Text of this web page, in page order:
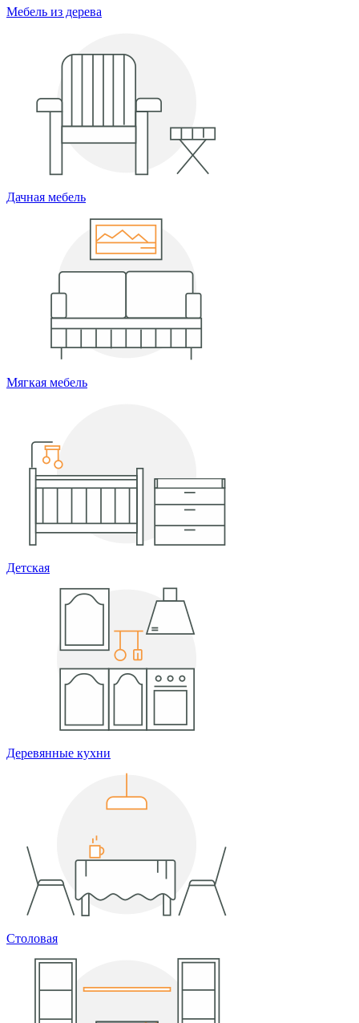
Мебель из дерева
Дачная мебель
Мягкая мебель
Детская
Деревянные кухни
Столовая